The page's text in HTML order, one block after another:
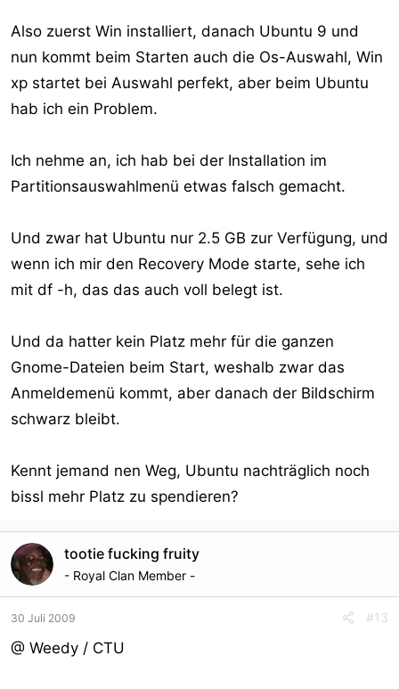
Also zuerst Win installiert, danach Ubuntu 9 und
nun kommt beim Starten auch die Os-Auswahl, Win
xp startet bei Auswahl perfekt, aber beim Ubuntu
hab ich ein Problem.
Ich nehme an, ich hab bei der Installation im
Partitionsauswahlmenü etwas falsch gemacht.
Und zwar hat Ubuntu nur 2.5 GB zur Verfügung, und
wenn ich mir den Recovery Mode starte, sehe ich
mit df -h, das das auch voll belegt ist.
Und da hatter kein Platz mehr für die ganzen
Gnome-Dateien beim Start, weshalb zwar das
Anmeldemenü kommt, aber danach der Bildschirm
schwarz bleibt.
Kennt jemand nen Weg, Ubuntu nachträglich noch
bissl mehr Platz zu spendieren?
tootie fucking fruity
- Royal Clan Member -
30 Juli 2009 #13
@ Weedy / CTU